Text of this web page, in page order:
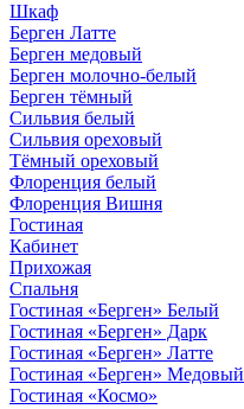
Шкаф
Берген Латте
Берген медовый
Берген молочно-белый
Берген тёмный
Сильвия белый
Сильвия ореховый
Тёмный ореховый
Флоренция белый
Флоренция Вишня
Гостиная
Кабинет
Прихожая
Спальня
Гостиная «Берген» Белый
Гостиная «Берген» Дарк
Гостиная «Берген» Латте
Гостиная «Берген» Медовый
Гостиная «Космо»